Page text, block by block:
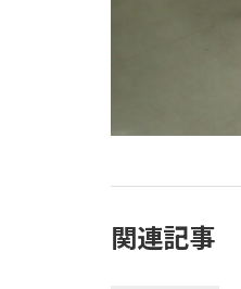
関連記事